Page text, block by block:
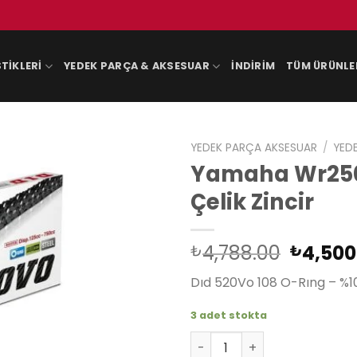
YEDEK PARÇA & AKSESUAR İNDIRIM TÜM
YEDEK PARÇA AKSESUAR /
Yamaha
Çelik Zincir
₺4,788.00
fiyat:
₺
Dıd 520Vo 108 O-Rıng –
3 adet stokta
Yamaha Wr250 R 08-18